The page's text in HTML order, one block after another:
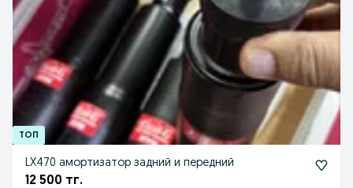
LX470 амортизатор задний и передний
12 500 тг.